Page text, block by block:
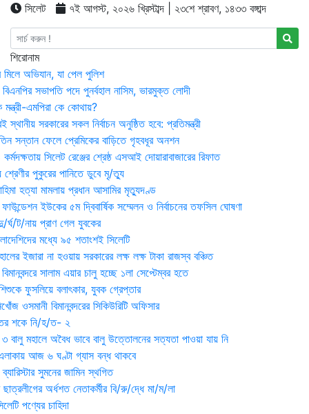
সিলেট ৭ই আগস্ট, ২০২৬ খ্রিস্টাব্দ | ২৩শে শ্রাবণ, ১৪৩৩ বঙ্গাব্দ
শিরোনাম
মিলে অভিযান, যা পেল পুলিশ
সভাপতি পদে পুনর্বহাল নাসিম, ভারমুক্ত লোদী
মন্ত্রী-এমপিরা কে কোথায়?
সরকারের সকল নির্বাচন অনুষ্ঠিত হবে: প্রতিমন্ত্রী
সন্তান ফেলে প্রেমিকের বাড়িতে গৃহবধূর অনশন
সিলেট রেঞ্জের শ্রেষ্ঠ এসআই দোয়ারাবাজারের রিফাত
শ্রেণীর পুকুরের পানিতে ডুবে মৃ/ত্যু
হত্যা মামলায় প্রধান আসামির মৃত্যুদণ্ড
ইউকের ৫ম দ্বিবার্ষিক সম্মেলন ও নির্বাচনের তফসিল ঘোষণা
ট/নায় প্রাণ গেল যুবকের
মধ্যে ৯৫ শতাংশই সিলেটি
ইজারা না হওয়ায় সরকারের লক্ষ লক্ষ টাকা রাজস্ব বঞ্চিত
সালাম এয়ার চালু হচ্ছে ১লা সেপ্টেম্বর হতে
ফুসলিয়ে বলাৎকার, যুবক গ্রেপ্তার
ওসমানী বিমানবন্দরের সিকিউরিটি অফিসার
শকে নি/হ/ত- ২
বালু মহালে অবৈধ ভাবে বালু উত্তোলনের সত্যতা পাওয়া যায় নি
আজ ৬ ঘণ্টা গ্যাস বন্ধ থাকবে
সুমনের জামিন স্থগিত
ছাত্রলীগের অর্ধশত নেতাকর্মীর বি/রু/দ্ধে মা/ম/লা
পণ্যের চাহিদা